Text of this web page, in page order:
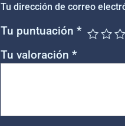
Tu dirección de correo
Tu puntuación*
Tu valoración*